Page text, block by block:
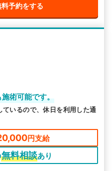
予約をする
術可能です。
いるので、休日を利用した通
円支給
無料相談あり